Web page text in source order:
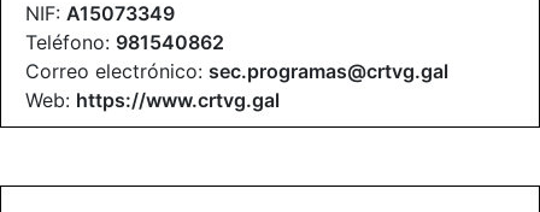
NIF: A15073349
Teléfono: 981540862
Correo electrónico: sec.programas@crtvg.gal
Web: https://www.crtvg.gal